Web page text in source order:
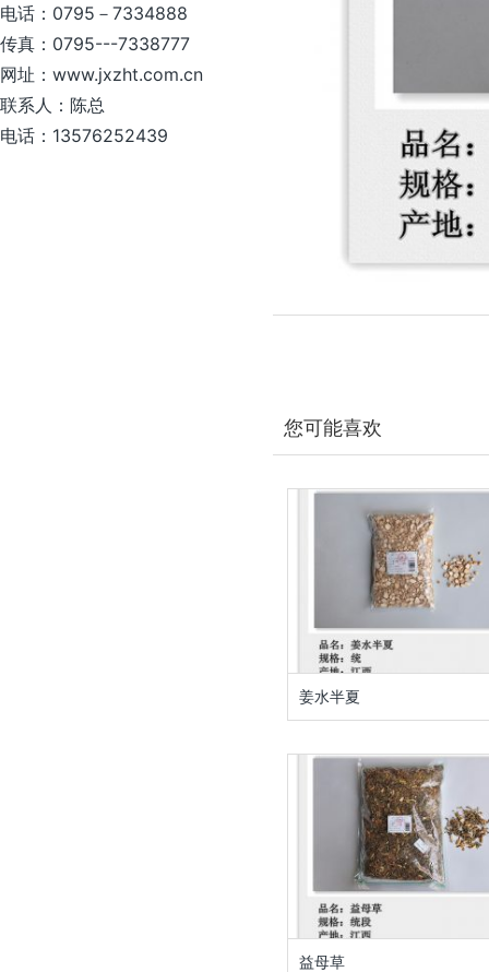
电话：0795－7334888
传真：0795---7338777
网址：www.jxzht.com.cn
联系人：陈总
电话：13576252439
您可能喜欢
姜水半夏
益母草